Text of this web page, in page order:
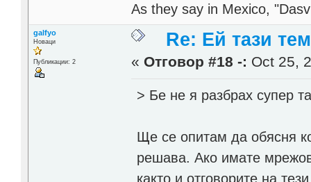
As they say in Mexico,
galfyo
Новаци
Публикации: 2
Re: Ей тази
« Отговор #18 -: Oct 25,
> Бе не я разбрах супер
Ще се опитам да обясня
решава. Ако имате
както и отговорите на